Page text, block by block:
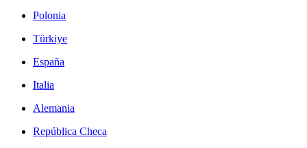
Polonia
Türkiye
España
Italia
Alemania
República Checa